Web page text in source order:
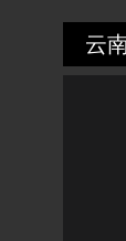
云